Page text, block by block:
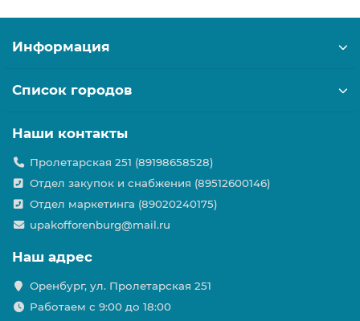
Информация
Список городов
Наши контакты
Пролетарская 251 (89198658528)
Отдел закупок и снабжения (89512600146)
Отдел маркетинга (89020240175)
upakofforenburg@mail.ru
Наш адрес
Оренбург, ул. Пролетарская 251
Работаем с 9:00 до 18:00